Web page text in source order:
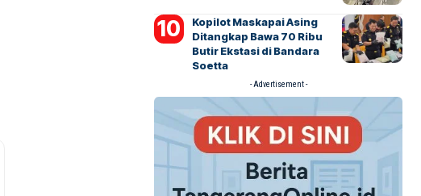
Kopilot Maskapai Asing
Ditangkap Bawa 70 Ribu
Butir Ekstasi di Bandara
Soetta
- Advertisement -